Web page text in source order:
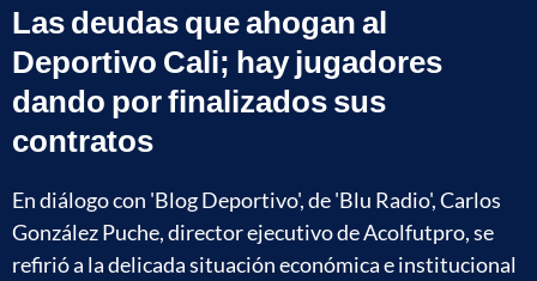
Las deudas que ahogan al
Deportivo Cali; hay jugadores
dando por finalizados sus
contratos
En diálogo con 'Blog Deportivo', de 'Blu Radio', Carlos
González Puche, director ejecutivo de Acolfutpro, se
refirió a la delicada situación económica e institucional